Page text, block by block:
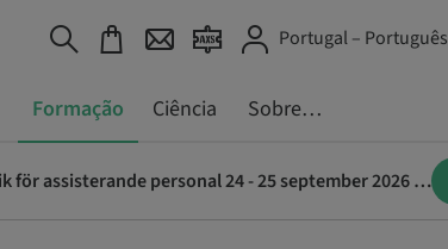
Portugal – Português
Formação Ciência Sobre…
Straumann® SMART- Grundkurs i implantatprotetik för assisterande personal 24 - 25 september 2026 i Stockholm